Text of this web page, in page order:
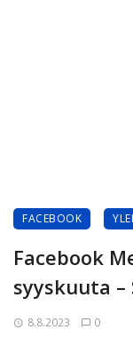
FACEBOOK
Facebook
syyskuuta
8.8.2023 0